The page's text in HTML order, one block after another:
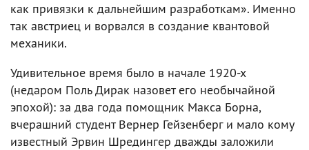
как привязки к дальнейшим разработкам». Именно
так австриец и ворвался в создание квантовой
механики.
Удивительное время было в начале 1920-х
(недаром Поль Дирак назовет его необычайной
эпохой): за два года помощник Макса Борна,
вчерашний студент Вернер Гейзенберг и мало кому
известный Эрвин Шредингер дважды заложили